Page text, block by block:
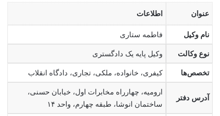
عنوان اطلاعات
نام وکیل فاطمه ستاری
نوع وکالت وکیل پایه یک دادگستری
تخصص‌ها کیفری، خانواده، ملکی، تجاری، دادگاه انقلاب
آدرس دفتر
ارومیه، چهارراه مخابرات اول، خیابان حسنی،
ساختمان انوشا، طبقه چهارم، واحد ۱۴